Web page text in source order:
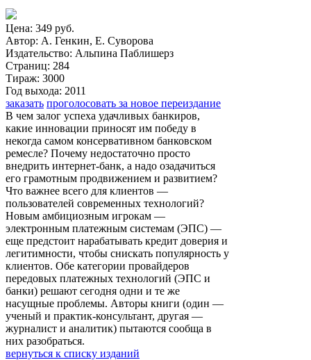
Цена: 349 руб.
Автор: А. Генкин, Е. Суворова
Издательство: Альпина Паблишерз
Страниц: 284
Тираж: 3000
Год выхода: 2011
заказать проголосовать за новое переиздание
В чем залог успеха удачливых банкиров,
какие инновации приносят им победу в
некогда самом консервативном банковском
ремесле? Почему недостаточно просто
внедрить интернет-банк, а надо озадачиться
его грамотным продвижением и развитием?
Что важнее всего для клиентов —
пользователей современных технологий?
Новым амбициозным игрокам —
электронным платежным системам (ЭПС) —
еще предстоит нарабатывать кредит доверия и
легитимности, чтобы снискать популярность у
клиентов. Обе категории провайдеров
передовых платежных технологий (ЭПС и
банки) решают сегодня одни и те же
насущные проблемы. Авторы книги (один —
ученый и практик-консультант, другая —
журналист и аналитик) пытаются сообща в
них разобраться.
вернуться к списку изданий